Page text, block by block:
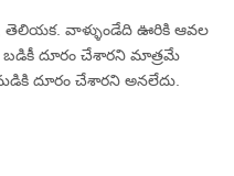
వాళ్ళుండేది ఊరికి ఆవల
బడికీ దూరం చేశారని మాత్రమే
మడికి దూరం చేశారని అనలేదు.